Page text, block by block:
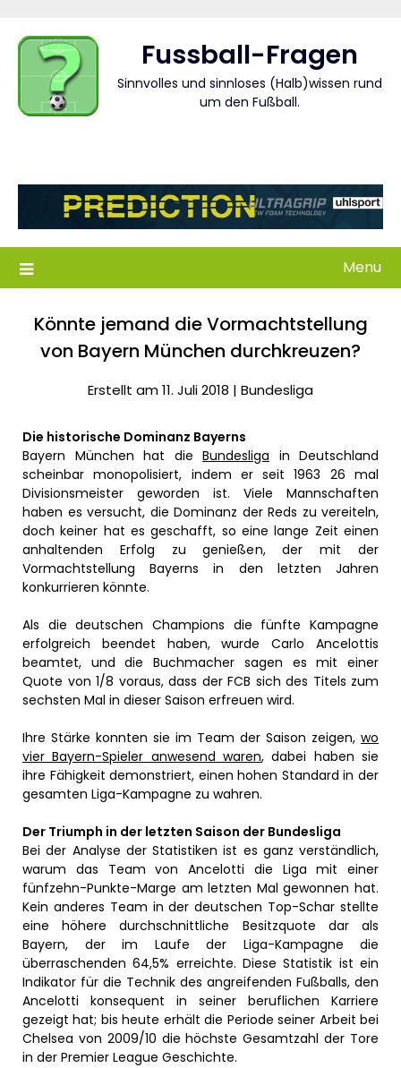
content
Fussball-Fragen
Sinnvolles und sinnloses (Halb)wissen rund
um den Fußball.
Menu
Könnte jemand die Vormachtstellung
von Bayern München durchkreuzen?
Erstellt am 11. Juli 2018 | Bundesliga
Die historische Dominanz Bayerns
Bayern München hat die Bundesliga in Deutschland
scheinbar monopolisiert, indem er seit 1963 26 mal
Divisionsmeister geworden ist. Viele Mannschaften
haben es versucht, die Dominanz der Reds zu vereiteln,
doch keiner hat es geschafft, so eine lange Zeit einen
anhaltenden Erfolg zu genießen, der mit der
Vormachtstellung Bayerns in den letzten Jahren
konkurrieren könnte.
Als die deutschen Champions die fünfte Kampagne
erfolgreich beendet haben, wurde Carlo Ancelottis
beamtet, und die Buchmacher sagen es mit einer
Quote von 1/8 voraus, dass der FCB sich des Titels zum
sechsten Mal in dieser Saison erfreuen wird.
Ihre Stärke konnten sie im Team der Saison zeigen, wo
vier Bayern-Spieler anwesend waren, dabei haben sie
ihre Fähigkeit demonstriert, einen hohen Standard in der
gesamten Liga-Kampagne zu wahren.
Der Triumph in der letzten Saison der Bundesliga
Bei der Analyse der Statistiken ist es ganz verständlich,
warum das Team von Ancelotti die Liga mit einer
fünfzehn-Punkte-Marge am letzten Mal gewonnen hat.
Kein anderes Team in der deutschen Top-Schar stellte
eine höhere durchschnittliche Besitzquote dar als
Bayern, der im Laufe der Liga-Kampagne die
überraschenden 64,5% erreichte. Diese Statistik ist ein
Indikator für die Technik des angreifenden Fußballs, den
Ancelotti konsequent in seiner beruflichen Karriere
gezeigt hat; bis heute erhält die Periode seiner Arbeit bei
Chelsea von 2009/10 die höchste Gesamtzahl der Tore
in der Premier League Geschichte.